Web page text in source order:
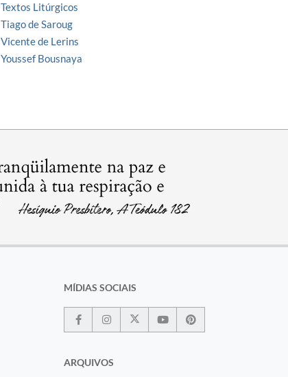
Textos Litúrgicos
Tiago de Saroug
Vicente de Lerins
Youssef Bousnaya
MÍDIAS SOCIAIS
ARQUIVOS